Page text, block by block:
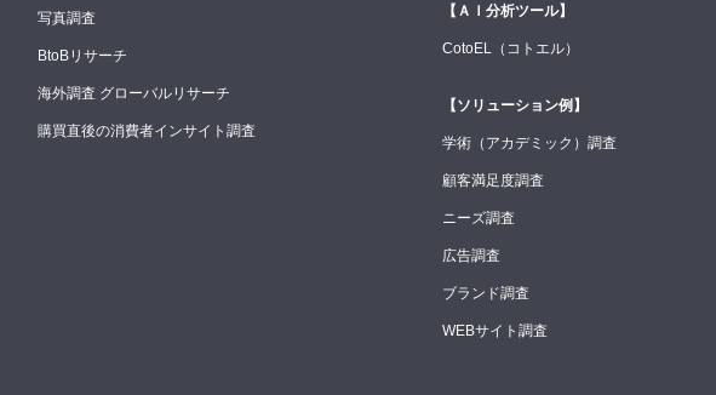
写真調査
BtoBリサーチ
海外調査 グローバルリサーチ
購買直後の消費者インサイト調査
【ＡＩ分析ツール】
CotoEL（コトエル）
【ソリューション例】
学術（アカデミック）調査
顧客満足度調査
ニーズ調査
広告調査
ブランド調査
WEBサイト調査